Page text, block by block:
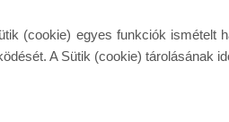
(cookie) egyes funkciók ismételt
A Sütik (cookie) tárolásának